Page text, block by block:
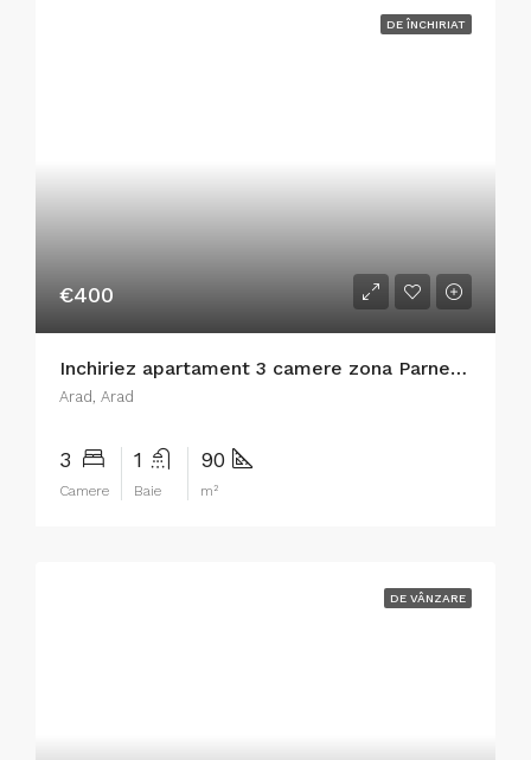
DE ÎNCHIRIAT
€400
Inchiriez apartament 3 camere zona Parneava – ID : RH-39027-property
Arad, Arad
3
Camere
1
Baie
90
m²
DE VÂNZARE